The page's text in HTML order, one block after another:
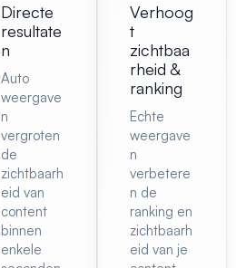
Directe
resultate
n
Auto
weergave
n
vergroten
de
zichtbaarh
eid van
content
binnen
enkele
Verhoog
t
zichtbaa
rheid &
ranking
Echte
weergave
n
verbetere
n de
ranking en
zichtbaarh
eid van je